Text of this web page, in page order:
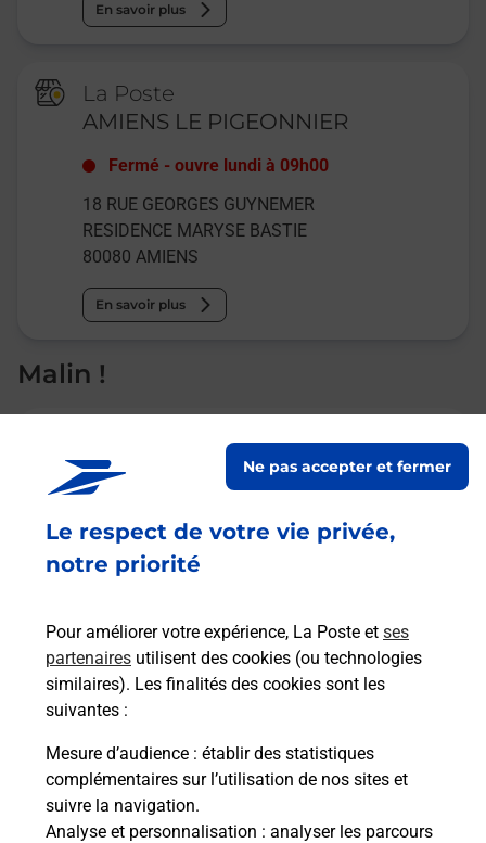
Le respect de votre vie privée,
notre priorité
Pour améliorer votre expérience, La Poste et ses
partenaires utilisent des cookies (ou technologies
similaires). Les finalités des cookies sont les
suivantes :
Mesure d’audience : établir des statistiques
complémentaires sur l’utilisation de nos sites et
suivre la navigation.
Analyse et personnalisation : analyser les parcours
Ne pas accepter et fermer
En savoir plus
La Poste
AMIENS LE PIGEONNIER
Fermé -ouvre lundi à 09h00
18 RUE GEORGES GUYNEMER
RESIDENCE MARYSE BASTIE
80080 AMIENS
En savoir plus
Malin !
en ligne
En savoir plus
Recherchez un autre point de contact
Questions fréquemment posées